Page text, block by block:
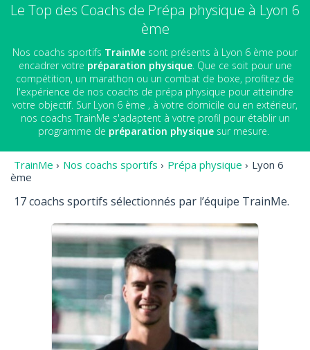
Le Top des Coachs de Prépa physique à Lyon 6
ème
Nos coachs sportifs TrainMe sont présents à Lyon 6 ème pour
encadrer votre préparation physique. Que ce soit pour une
compétition, un marathon ou un combat de boxe, profitez de
l'expérience de nos coachs de prépa physique pour atteindre
votre objectif. Sur Lyon 6 ème , à votre domicile ou en extérieur,
nos coachs TrainMe s'adaptent à votre profil pour établir un
programme de préparation physique sur mesure.
TrainMe › Nos coachs sportifs › Prépa physique › Lyon 6
ème
17 coachs sportifs sélectionnés par l’équipe TrainMe.